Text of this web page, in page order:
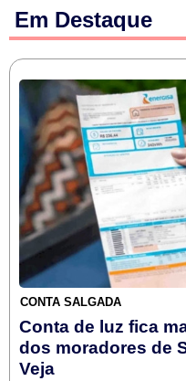
Em Destaque
CONTA SALGADA
Conta de luz fica
dos moradores de
Veja